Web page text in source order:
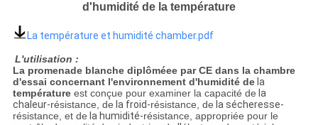
CONFIDENTIALITÉ
d'humidité de la température
La température et humidité chamber.pdf
L'utilisation :
La promenade blanche diplôméee par CE dans la chambre
d'essai concernant l'environnement d'humidité dela
température est conçue pour examiner la capacité de la
chaleur-résistance, de la froid-résistance, de la sécheresse-
résistance, et de la humidité-résistance, appropriée pour le